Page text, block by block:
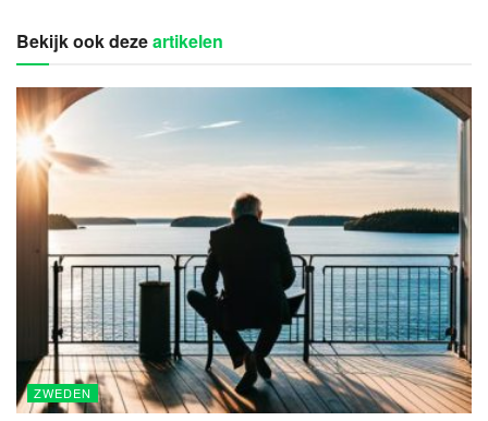
Bekijk ook dezeartikelen
ZWEDEN